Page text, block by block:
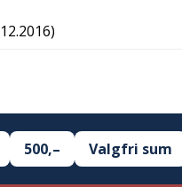
)
500,– Valgfri sum